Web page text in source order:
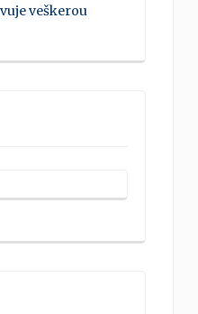
veškerou